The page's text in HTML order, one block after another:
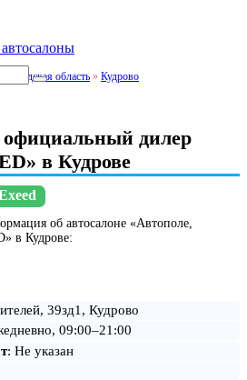
область » Кудрово
официальный дилер
в Кудрове
об автосалоне «Автополе,
в Кудрове:
39зд1, Кудрово
09:00–21:00
: Не указан